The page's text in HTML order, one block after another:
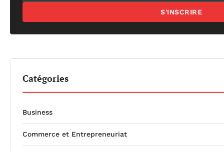
S'INSCRIRE
Catégories
Business
Commerce et Entrepreneuriat